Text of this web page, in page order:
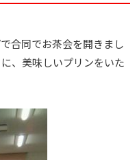
合同でお茶会を開きまし
、美味しいプリンをいた